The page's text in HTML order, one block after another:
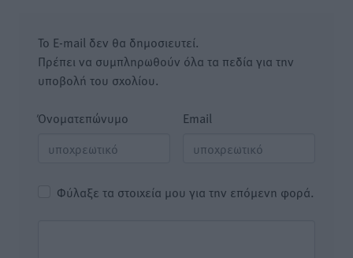
Το E-mail δεν θα δημοσιευτεί.
Πρέπει να συμπληρωθούν όλα τα πεδία για την
υποβολή του σχολίου.
Όνοματεπώνυμο Email
Φύλαξε τα στοιχεία μου για την επόμενη φορά.